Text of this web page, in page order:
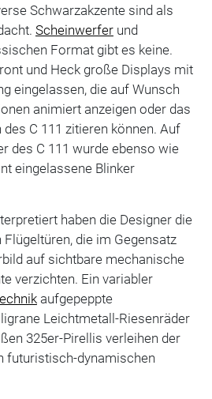
Schwarzakzente sind als
Scheinwerferund
Format gibt es keine.
und Heck große Displays mit
eingelassen, die auf Wunsch
animiert anzeigen oder das
C 111 zitieren können. Auf
des C 111 wurde ebenso wie
eingelassene Blinker
haben die Designer die
die im Gegensatz
auf sichtbare mechanische
verzichten. Ein variabler
aufgepeppte
Leichtmetall-Riesenräder
325er-Pirellis verleihen der
futuristisch-dynamischen